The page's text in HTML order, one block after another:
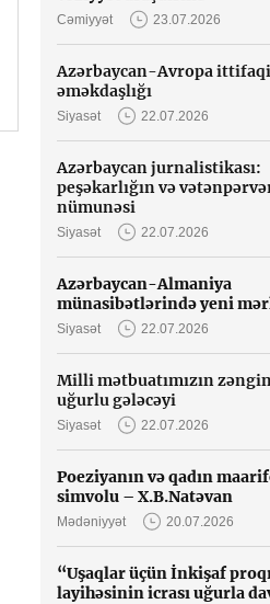
Cəmiyyət 23.07.2026
Azərbaycan-Avropa ittifaqi
əməkdaşlığı
Siyasət 22.07.2026
Azərbaycan jurnalistikası:
peşəkarlığın və
nümunəsi
Siyasət 22.07.2026
Azərbaycan-Almaniya
münasibətlərində yeni
Siyasət 22.07.2026
Milli mətbuatımızın
uğurlu gələcəyi
Siyasət 22.07.2026
Poeziyanın və qadın
simvolu – X.B.Natəvan
Mədəniyyət 20.07.2026
“Uşaqlar üçün İnkişaf
layihəsinin icrası uğurla